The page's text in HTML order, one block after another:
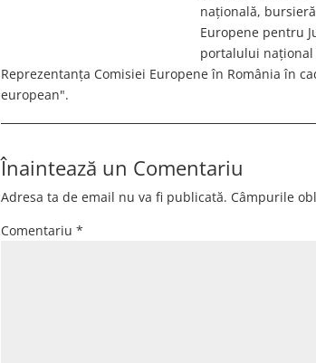
națională,
Europene pentru
portalului
Reprezentanța Comisiei Europene în România în
european".
Înaintează un Comentariu
Adresa ta de email nu va fi publicată. Câmpurile
Comentariu *